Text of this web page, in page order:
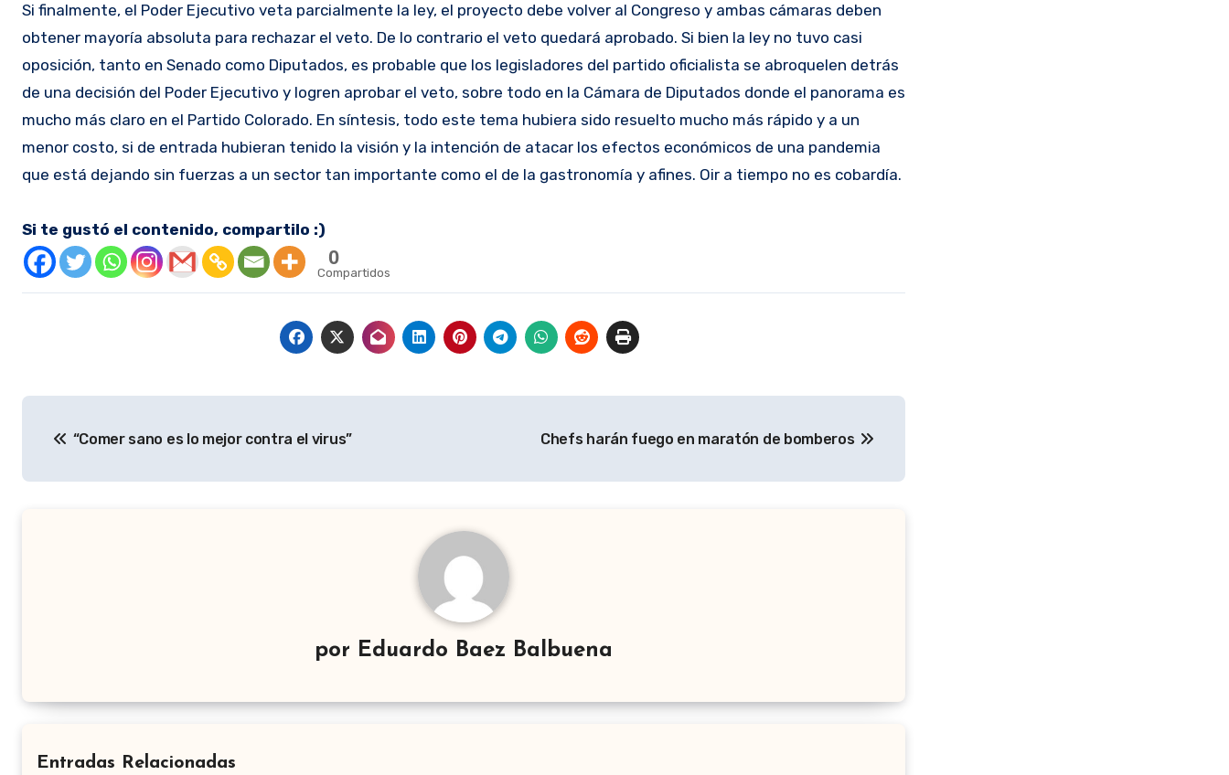
Si finalmente, el Poder Ejecutivo veta parcialmente la ley, el proyecto debe volver al Congreso y ambas cámaras deben
obtener mayoría absoluta para rechazar el veto. De lo contrario el veto quedará aprobado. Si bien la ley no tuvo casi
oposición, tanto en Senado como Diputados, es probable que los legisladores del partido oficialista se abroquelen detrás
de una decisión del Poder Ejecutivo y logren aprobar el veto, sobre todo en la Cámara de Diputados donde el panorama es
mucho más claro en el Partido Colorado. En síntesis, todo este tema hubiera sido resuelto mucho más rápido y a un
menor costo, si de entrada hubieran tenido la visión y la intención de atacar los efectos económicos de una pandemia
que está dejando sin fuerzas a un sector tan importante como el de la gastronomía y afines. Oir a tiempo no es cobardía.
Si te gustó el contenido, compartilo :)
0
Compartidos
entradas
“Comer sano es lo mejor contra el virus” Chefs harán fuego en maratón de bomberos
por Eduardo Baez Balbuena
Entradas Relacionadas